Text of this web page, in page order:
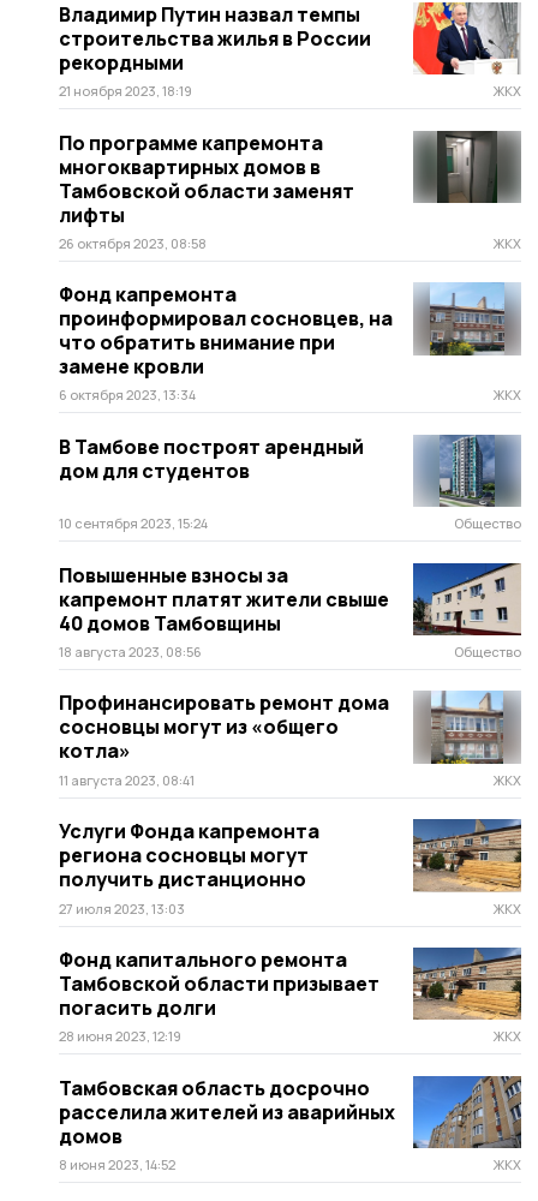
Владимир Путин назвал темпы
строительства жилья в России
рекордными
21 ноября 2023, 18:19 ЖКХ
По программе капремонта
многоквартирных домов в
Тамбовской области заменят
лифты
26 октября 2023, 08:58 ЖКХ
Фонд капремонта
проинформировал сосновцев, на
что обратить внимание при
замене кровли
6 октября 2023, 13:34 ЖКХ
В Тамбове построят арендный
дом для студентов
10 сентября 2023, 15:24 Общество
Повышенные взносы за
капремонт платят жители свыше
40 домов Тамбовщины
18 августа 2023, 08:56 Общество
Профинансировать ремонт дома
сосновцы могут из «общего
котла»
11 августа 2023, 08:41 ЖКХ
Услуги Фонда капремонта
региона сосновцы могут
получить дистанционно
27 июля 2023, 13:03 ЖКХ
Фонд капитального ремонта
Тамбовской области призывает
погасить долги
28 июня 2023, 12:19 ЖКХ
Тамбовская область досрочно
расселила жителей из аварийных
домов
8 июня 2023, 14:52 ЖКХ